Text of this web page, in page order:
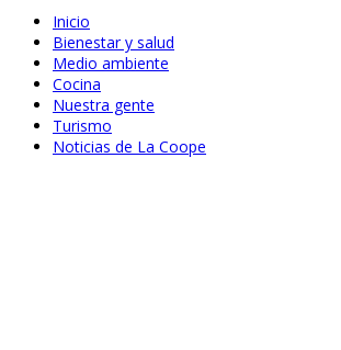
Inicio
Bienestar y salud
Medio ambiente
Cocina
Nuestra gente
Turismo
Noticias de La Coope